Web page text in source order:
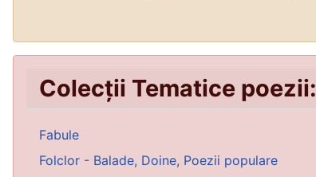
Colecții Tematice poezii:
Fabule
Folclor - Balade, Doine, Poezii populare